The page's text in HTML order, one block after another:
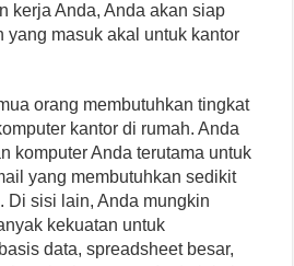
kerja Anda, Anda akan siap
yang masuk akal untuk kantor
orang membutuhkan tingkat
kantor di rumah. Anda
komputer Anda terutama untuk
yang membutuhkan sedikit
Di sisi lain, Anda mungkin
kekuatan untuk
data, spreadsheet besar,